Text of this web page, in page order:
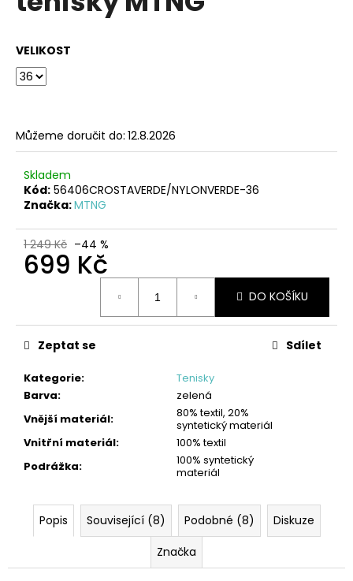
z
VELIKOST
Můžeme doručit do: 12.8.2026
Skladem
Kód: 56406CROSTAVERDE/NYLONVERDE-36
Značka:MTNG
1 249 Kč –44 %
699 Kč
DO KOŠÍKU
Kategorie:
Tenisky
Barva:
zelená
Vnější materiál:
80% textil, 20%
syntetický materiál
Vnitřní materiál:
100% textil
Podrážka:
100% syntetický
materiál
Zeptat se Sdílet
Popis Související (8) Podobné (8)
Diskuze
Značka
e
m
e
HNĚDÉ
KOŽENÉ
PANTOFLE
EMMA
SHOES
199
Kč